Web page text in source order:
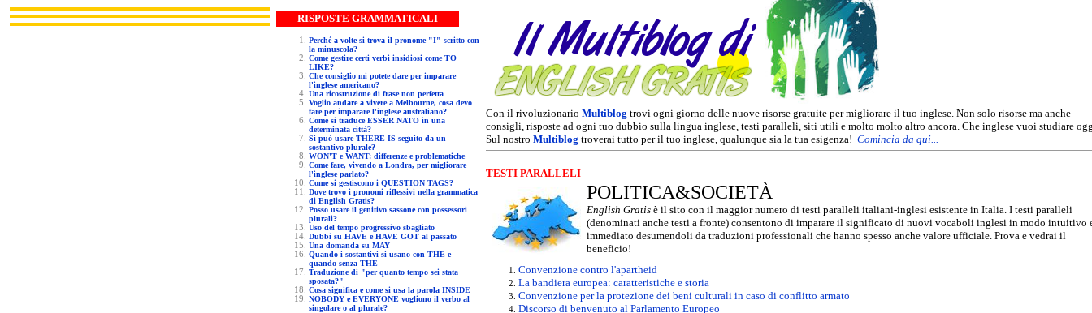
RISPOSTE GRAMMATICALI
Perché a volte si trova il pronome "I" scritto con
la minuscola?
Come gestire certi verbi insidiosi come TO
LIKE?
Che consiglio mi potete dare per imparare
l'inglese americano?
Una ricostruzione di frase non perfetta
Voglio andare a vivere a Melbourne, cosa devo
fare per imparare l'inglese australiano?
Come si traduce ESSER NATO in una
determinata città?
Si può usare THERE IS seguito da un
sostantivo plurale?
WON'T e WANT: differenze e problematiche
Come fare, vivendo a Londra, per migliorare
l'inglese parlato?
Come si gestiscono i QUESTION TAGS?
Dove trovo i pronomi riflessivi nella grammatica
di English Gratis?
Posso usare il genitivo sassone con possessori
plurali?
Uso del tempo progressivo sbagliato
Dubbi su HAVE e HAVE GOT al passato
Una domanda su MAY
Quando i sostantivi si usano con THE e
quando senza THE
Traduzione di "per quanto tempo sei stata
sposata?"
Cosa significa e come si usa la parola INSIDE
NOBODY e EVERYONE vogliono il verbo al
singolare o al plurale?
Con il rivoluzionario Multiblog trovi ogni giorno delle nuove risorse gratuite per migliorare il tuo inglese. Non solo risorse ma anche
consigli, risposte ad ogni tuo dubbio sulla lingua inglese, testi paralleli, siti utili e molto molto altro ancora. Che inglese vuoi studiare
Sul nostro Multiblog troverai tutto per il tuo inglese, qualunque sia la tua esigenza! Comincia da qui...
TESTI PARALLELI
POLITICA&SOCIETÀ
English Gratis è il sito con il maggior numero di testi paralleli italiani-inglesi esistente in Italia. I testi paralleli
(denominati anche testi a fronte) consentono di imparare il significato di nuovi vocaboli inglesi in modo intuitivo
immediato desumendoli da traduzioni professionali che hanno spesso anche valore ufficiale. Prova e vedrai il
beneficio!
Convenzione contro l'apartheid
La bandiera europea: caratteristiche e storia
Convenzione per la protezione dei beni culturali in caso di conflitto armato
Discorso di benvenuto al Parlamento Europeo